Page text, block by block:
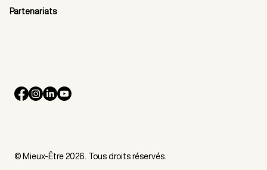
Partenariats
© Mieux-Être 2026. Tous droits réservés.